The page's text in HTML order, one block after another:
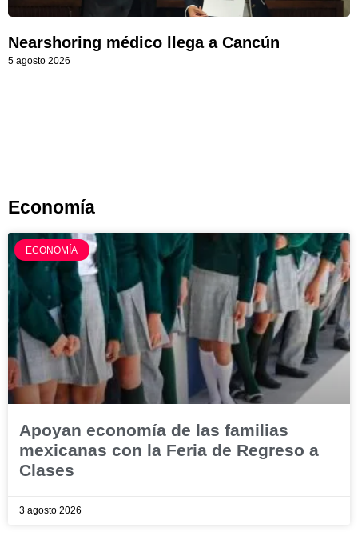
Nearshoring médico llega a Cancún
5 agosto 2026
Economía
ECONOMÍA
Apoyan economía de las familias
mexicanas con la Feria de Regreso a
Clases
3 agosto 2026